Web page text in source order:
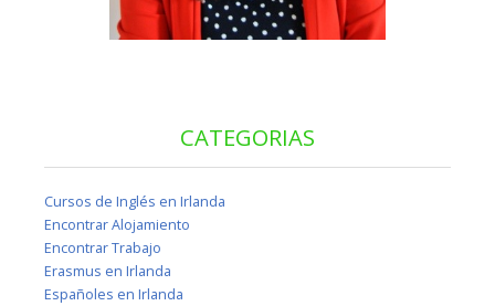
CATEGORIAS
Cursos de Inglés en Irlanda
Encontrar Alojamiento
Encontrar Trabajo
Erasmus en Irlanda
Españoles en Irlanda